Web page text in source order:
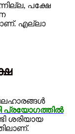
പക്ഷേ
എല്ലാ
പ്രയോഗത്തിൽ
ശരിയായ